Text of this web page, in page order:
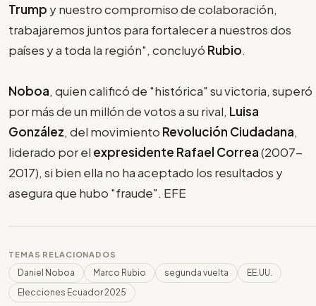
Trump y nuestro compromiso de colaboración,
trabajaremos juntos para fortalecer a nuestros dos
países y a toda la región", concluyó Rubio.
Noboa, quien calificó de "histórica" su victoria, superó
por más de un millón de votos a su rival, Luisa
González, del movimiento Revolución Ciudadana,
liderado por el expresidente Rafael Correa(2007-
2017), si bien ella no ha aceptado los resultados y
asegura que hubo "fraude". EFE
TEMAS RELACIONADOS
Daniel Noboa Marco Rubio segunda vuelta
EE.UU.
Elecciones Ecuador 2025